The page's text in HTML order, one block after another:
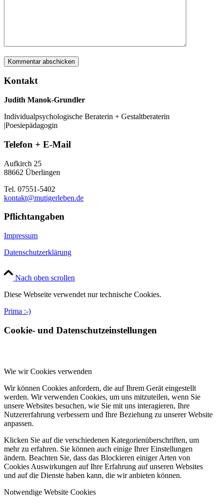
Kontakt
Judith Manok-Grundler
Individualpsychologische Beraterin + Gestaltberaterin
|Poesiepädagogin
Telefon + E-Mail
Aufkirch 25
88662 Überlingen
Tel. 07551-5402
kontakt@mutigerleben.de
Pflichtangaben
Impressum
Datenschutzerklärung
Nach oben scrollen
Diese Webseite verwendet nur technische Cookies.
Prima :-)
Cookie- und Datenschutzeinstellungen
Wie wir Cookies verwenden
Wir können Cookies anfordern, die auf Ihrem Gerät eingestellt
werden. Wir verwenden Cookies, um uns mitzuteilen, wenn Sie
unsere Websites besuchen, wie Sie mit uns interagieren, Ihre
Nutzererfahrung verbessern und Ihre Beziehung zu unserer Website
anpassen.
Klicken Sie auf die verschiedenen Kategorienüberschriften, um
mehr zu erfahren. Sie können auch einige Ihrer Einstellungen
ändern. Beachten Sie, dass das Blockieren einiger Arten von
Cookies Auswirkungen auf Ihre Erfahrung auf unseren Websites
und auf die Dienste haben kann, die wir anbieten können.
Notwendige Website Cookies